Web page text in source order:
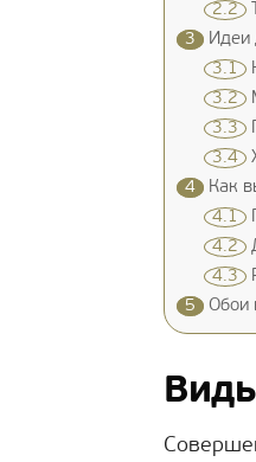
2.2
3
Идеи
3.1
3.2
3.3
3.4
4
Как
4.1
4.2
4.3
5
Обои